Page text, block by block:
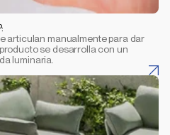
se desarrolla con un
luminaria.